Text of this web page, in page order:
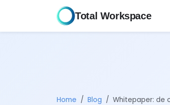
Total Workspace
Home Blog Whitepaper: de